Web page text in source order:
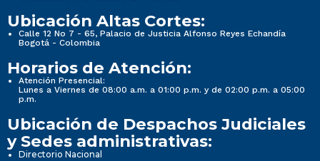
Ubicación Altas Cortes:
Calle 12 No 7 - 65, Palacio de Justicia Alfonso Reyes Echandía
Bogotá - Colombia
Horarios de Atención:
Atención Presencial:
Lunes a Viernes de 08:00 a.m. a 01:00 p.m. y de 02:00 p.m. a 05:00
p.m.
Ubicación de Despachos Judiciales
y Sedes administrativas:
Directorio Nacional